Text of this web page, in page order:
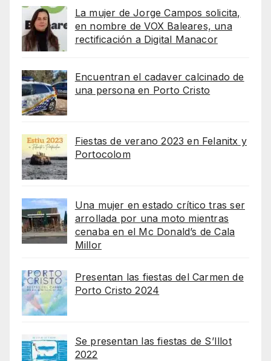
La mujer de Jorge Campos solicita,
en nombre de VOX Baleares, una
rectificación a Digital Manacor
Encuentran el cadaver calcinado de
una persona en Porto Cristo
Fiestas de verano 2023 en Felanitx y
Portocolom
Una mujer en estado crítico tras ser
arrollada por una moto mientras
cenaba en el Mc Donald’s de Cala
Millor
Presentan las fiestas del Carmen de
Porto Cristo 2024
Se presentan las fiestas de S’Illot
2022